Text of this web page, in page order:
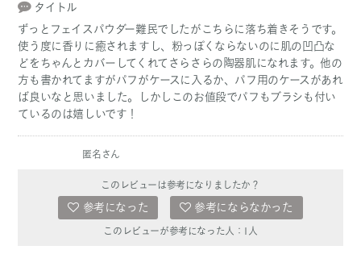
タイトル
ずっとフェイスパウダー難民でしたがこちらに落ち着きそうです。
使う度に香りに癒されますし、粉っぽくならないのに肌の凹凸な
どをちゃんとカバーしてくれてさらさらの陶器肌になれます。他の
方も書かれてますがパフがケースに入るか、パフ用のケースがあれ
ば良いなと思いました。しかしこのお値段でパフもブラシも付い
ているのは嬉しいです！
匿名さん
このレビューは参考になりましたか？
参考になった 参考にならなかった
このレビューが参考になった人： 1 人